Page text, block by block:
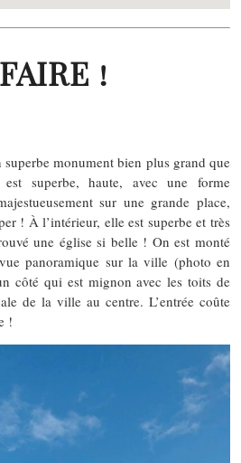
!
superbe monument bien plus grand que
superbe, haute, avec une forme
sur une grande place,
! À l’intérieur, elle est superbe et très
une église si belle ! On est monté
panoramique sur la ville (photo en
côté qui est mignon avec les toits de
de la ville au centre. L’entrée coûte
!